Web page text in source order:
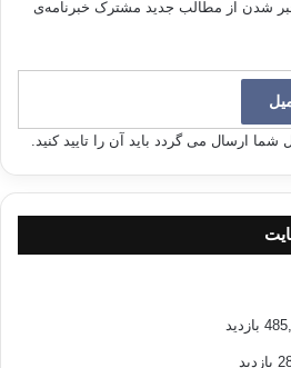
شدن از مطالب جدید مشترک خبرنامه‌ی
شما ارسال می گردد باید آن را تایید کنید.